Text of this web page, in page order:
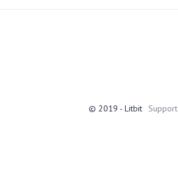
© 2019 - Litbit Support